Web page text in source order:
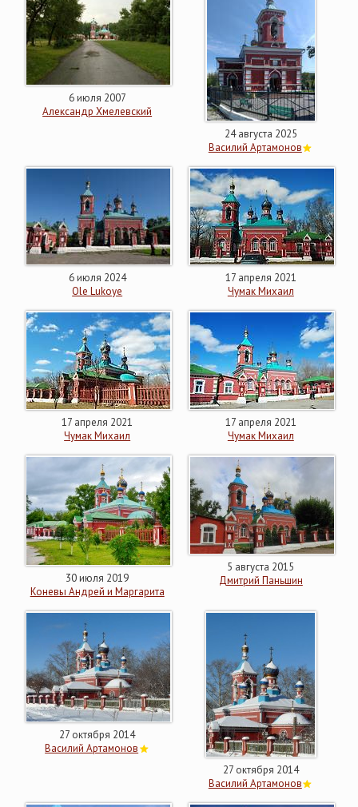
6 июля 2007
Александр Хмелевский
24 августа 2025
Василий Артамонов
6 июля 2024
Ole Lukoye
17 апреля 2021
Чумак Михаил
17 апреля 2021
Чумак Михаил
17 апреля 2021
Чумак Михаил
30 июля 2019
Коневы Андрей и Маргарита
5 августа 2015
Дмитрий Паньшин
27 октября 2014
Василий Артамонов
27 октября 2014
Василий Артамонов